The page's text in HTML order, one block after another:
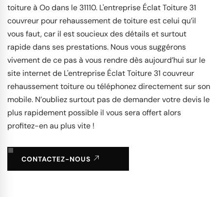
toiture à Oo dans le 31110. L'entreprise Éclat Toiture 31
couvreur pour rehaussement de toiture est celui qu’il
vous faut, car il est soucieux des détails et surtout
rapide dans ses prestations. Nous vous suggérons
vivement de ce pas à vous rendre dès aujourd’hui sur le
site internet de L'entreprise Éclat Toiture 31 couvreur
rehaussement toiture ou téléphonez directement sur son
mobile. N’oubliez surtout pas de demander votre devis le
plus rapidement possible il vous sera offert alors
profitez-en au plus vite !
CONTACTEZ-NOUS